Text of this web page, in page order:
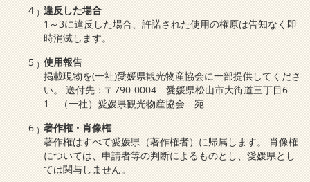
違反した場合
1～3に違反した場合、許諾された使用の権原は告知なく即
時消滅します。
使用報告
掲載現物を(一社)愛媛県観光物産協会に一部提供してくださ
い。 送付先：〒790-0004 愛媛県松山市大街道三丁目6-
1 （一社）愛媛県観光物産協会 宛
著作権・肖像権
著作権はすべて愛媛県（著作権者）に帰属します。 肖像権
については、申請者等の判断によるものとし、愛媛県とし
ては関与しません。